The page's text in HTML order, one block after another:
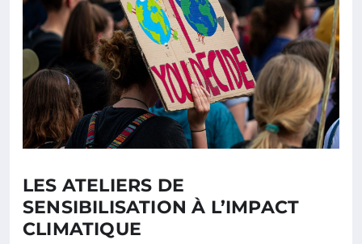
LES ATELIERS DE
SENSIBILISATION À L’IMPACT
CLIMATIQUE